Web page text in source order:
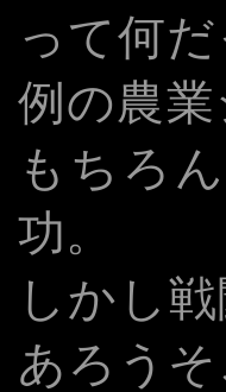
って何
例の農
もちろ
功。
しかし
あろう